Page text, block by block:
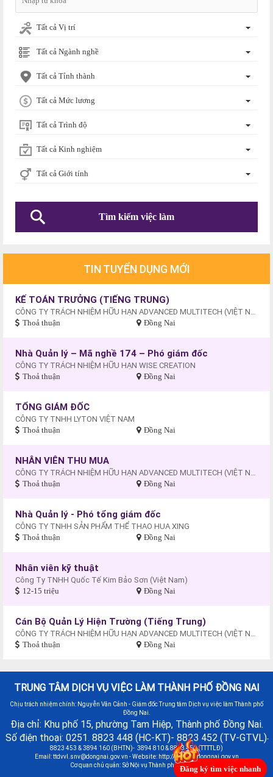
Tất cả Vị trí
Tất cả Ngành nghề
Tất cả Tỉnh thành
Tất cả Mức lương
Tất cả Trình độ
Tất cả Kinh nghiệm
Tất cả Giới tính
TIN TUYỂN DỤNG MỚI
KẾ TOÁN TRƯỞNG (TIẾNG TRUNG)
CÔNG TY TRÁCH NHIỆM HỮU HẠN ADVANCED MULTITECH (VIỆT NAM)
Thoả thuận Đồng Nai
Nhà Quản lý – Mã nghề 174 – Phó giám đốc
CÔNG TY TRÁCH NHIỆM HỮU HẠN WISE CREATION
Thoả thuận Đồng Nai
TỔNG GIÁM ĐỐC
CÔNG TY TNHH LYTON VIỆT NAM
Thoả thuận Đồng Nai
NHÂN VIÊN THU MUA
CÔNG TY TRÁCH NHIỆM HỮU HẠN ADVANCED MULTITECH (VIỆT NAM)
Thoả thuận Đồng Nai
Nhà Quản lý - Phó tổng giám đốc
CÔNG TY TNHH SẢN PHẨM THỂ THAO HUA XING
Thoả thuận Đồng Nai
Nhân viên kỹ thuật
Công Ty TNHH Quốc Tế Kim Bảo Sơn (Việt Nam)
12-15 triệu Đồng Nai
Cán Bộ Quản Lý Hiện Trường (Tiếng Trung)
CÔNG TY TRÁCH NHIỆM HỮU HẠN ADVANCED MULTITECH (VIỆT NAM)
Thoả thuận Đồng Nai
TRUNG TÂM DỊCH VỤ VIỆC LÀM THÀNH PHỐ ĐỒNG NAI
Chịu trách nhiệm chính: Nguyễn Văn Cảnh - Giám đốc Trung tâm Dịch vụ việc làm Thành phố
Đồng Nai.
Địa chỉ: Khu phố 15, phường Tam Hiệp, Thành phố Đồng Nai.
Số điện thoại: 0251. 8823 448 (HC-KT)- 8823 452 (TV-GTVL)-
8823 453 & 3894 160 (BHTN)- 3894 810 & 8823 451 (TTTTLĐ)
Email:ttdvvl.snv@dongnai.gov.vn - Website: http://vieclamdongnai.gov.vn
Cơ quan chủ quản: Sở Nội vụ Thành phố Đồng NaiĐăng ký tìm việc nhanh